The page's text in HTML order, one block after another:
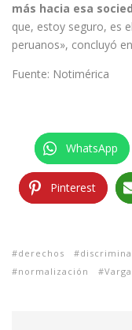
más hacia esa
que, estoy seguro, es
peruanos», concluyó
Fuente: Notimérica
WhatsApp
Pinterest
derechos
normalización